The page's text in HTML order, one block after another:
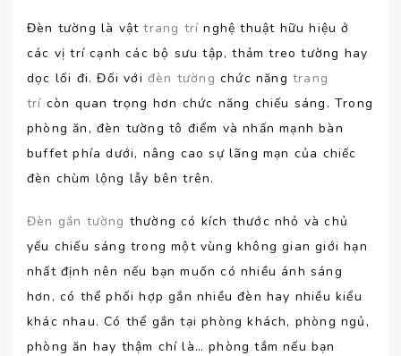
Đèn tường là vậttrang trí nghệ thuật hữu hiệu ở
các vị trí cạnh các bộ sưu tập, thảm treo tường hay
dọc lối đi. Đối với đèn tường chức năngtrang
trí còn quan trọng hơn chức năng chiếu sáng. Trong
phòng ăn, đèn tường tô điểm và nhấn mạnh bàn
buffet phía dưới, nâng cao sự lãng mạn của chiếc
đèn chùm lộng lẫy bên trên.
Đèn gắn tường thường có kích thước nhỏ và chủ
yếu chiếu sáng trong một vùng không gian giới hạn
nhất định nên nếu bạn muốn có nhiều ánh sáng
hơn, có thể phối hợp gắn nhiều đèn hay nhiều kiểu
khác nhau. Có thể gắn tại phòng khách, phòng ngủ,
phòng ăn hay thậm chí là… phòng tắm nếu bạn